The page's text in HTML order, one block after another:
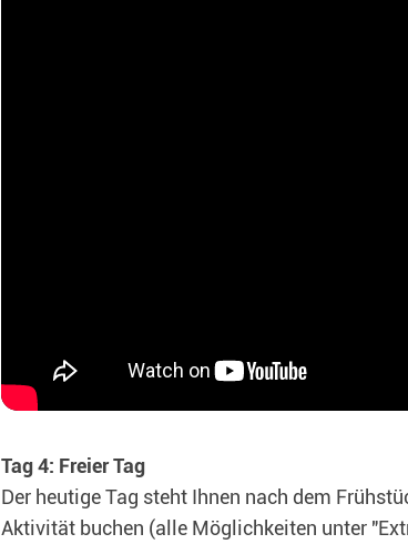
Tag 4: Freier Tag
Der heutige Tag steht Ihnen nach dem
Aktivität buchen (alle Möglichkeiten unter